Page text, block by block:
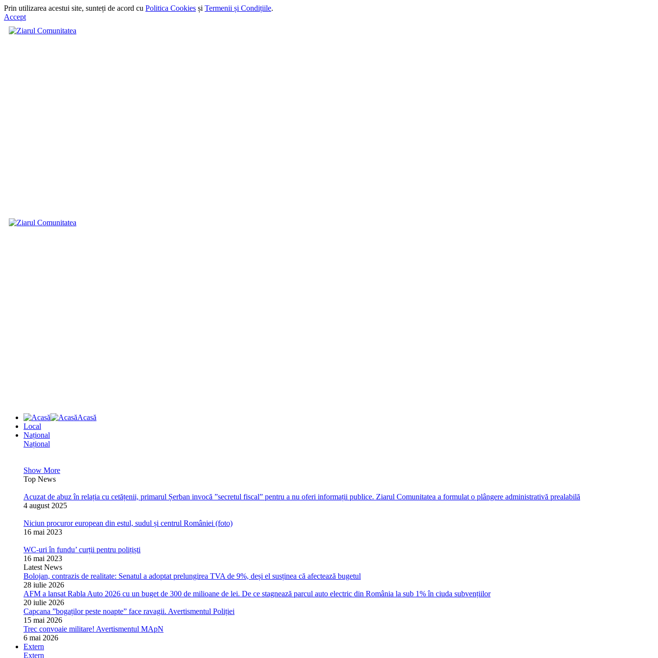
Prin utilizarea acestui site, sunteți de acord cu Politica Cookies și Termenii și Condițiile.
Accept
Acasă
Local
Național
Național
Show More
Top News
Acuzat de abuz în relația cu cetățenii, primarul Șerban invocă ”secretul fiscal” pentru a nu oferi informații publice. Ziarul Comunitatea a formulat o plângere administrativă prealabilă
4 august 2025
Niciun procuror european din estul, sudul și centrul României (foto)
16 mai 2023
WC-uri în fundu’ curții pentru polițiști
16 mai 2023
Latest News
Bolojan, contrazis de realitate: Senatul a adoptat prelungirea TVA de 9%, deși el susținea că afectează bugetul
28 iulie 2026
AFM a lansat Rabla Auto 2026 cu un buget de 300 de milioane de lei. De ce stagnează parcul auto electric din România la sub 1% în ciuda subvențiilor
20 iulie 2026
Capcana ”bogaților peste noapte” face ravagii. Avertismentul Poliției
15 mai 2026
Trec convoaie militare! Avertismentul MApN
6 mai 2026
Extern
Extern